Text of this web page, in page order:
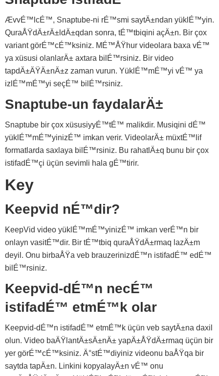
ÆvvÉ™lcÉ™, Snaptube-ni rÉ™smi saytÄ±ndan yüklÉ™yin.
QuraÅŸdÄ±rÄ±ldÄ±qdan sonra, tÉ™tbiqini açÄ±n. Bir çox
variant görÉ™cÉ™ksiniz. MÉ™ÅŸhur videolara baxa vÉ™
ya xüsusi olanlarÄ± axtara bilÉ™rsiniz. Bir video
tapdÄ±ÄŸÄ±nÄ±z zaman vurun. YüklÉ™mÉ™yi vÉ™ ya
izlÉ™mÉ™yi seçÉ™ bilÉ™rsiniz.
Snaptube-un faydalarÄ±
Snaptube bir çox xüsusiyyÉ™tÉ™ malikdir. Musiqini dÉ™
yüklÉ™mÉ™yinizÉ™ imkan verir. VideolarÄ± müxtÉ™lif
formatlarda saxlaya bilÉ™rsiniz. Bu rahatlÄ±q bunu bir çox
istifadÉ™çi üçün sevimli hala gÉ™tirir.
Key
Keepvid nÉ™dir?
KeepVid video yüklÉ™mÉ™yinizÉ™ imkan verÉ™n bir
onlayn vasitÉ™dir. Bir tÉ™tbiq quraÅŸdÄ±rmaq lazÄ±m
deyil. Onu birbaÅŸa veb brauzerinizdÉ™n istifadÉ™ edÉ™
bilÉ™rsiniz.
Keepvid-dÉ™n necÉ™
istifadÉ™ etmÉ™k olar
Keepvid-dÉ™n istifadÉ™ etmÉ™k üçün veb saytÄ±na daxil
olun. Video baÄŸlantÄ±sÄ±nÄ± yapÄ±ÅŸdÄ±rmaq üçün bir
yer görÉ™cÉ™ksiniz. Ä°stÉ™diyiniz videonu baÅŸqa bir
saytda tapÄ±n. Linkini kopyalayÄ±n vÉ™ onu